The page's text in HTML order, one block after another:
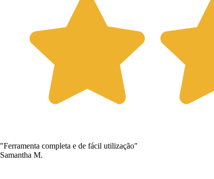
"Ferramenta completa e de fácil utilização"
Samantha M.